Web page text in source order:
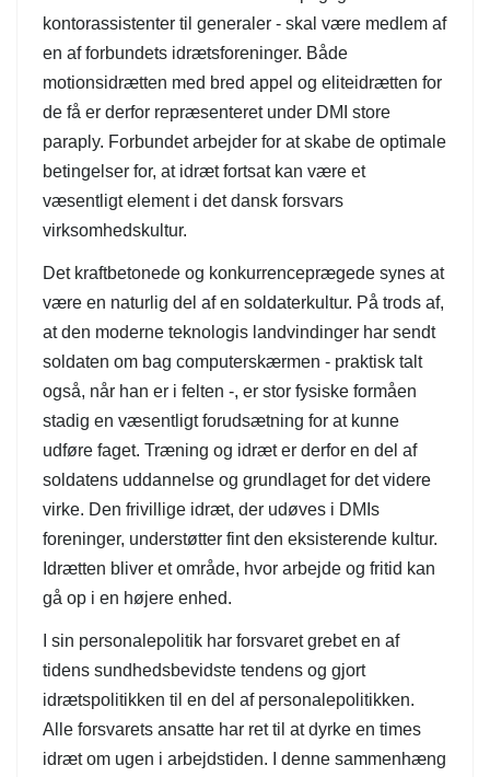
kontorassistenter til generaler - skal være medlem af
en af forbundets idrætsforeninger. Både
motionsidrætten med bred appel og eliteidrætten for
de få er derfor repræsenteret under DMI store
paraply. Forbundet arbejder for at skabe de optimale
betingelser for, at idræt fortsat kan være et
væsentligt element i det dansk forsvars
virksomhedskultur.
Det kraftbetonede og konkurrenceprægede synes at
være en naturlig del af en soldaterkultur. På trods af,
at den moderne teknologis landvindinger har sendt
soldaten om bag computerskærmen - praktisk talt
også, når han er i felten -, er stor fysiske formåen
stadig en væsentligt forudsætning for at kunne
udføre faget. Træning og idræt er derfor en del af
soldatens uddannelse og grundlaget for det videre
virke. Den frivillige idræt, der udøves i DMIs
foreninger, understøtter fint den eksisterende kultur.
Idrætten bliver et område, hvor arbejde og fritid kan
gå op i en højere enhed.
I sin personalepolitik har forsvaret grebet en af
tidens sundhedsbevidste tendens og gjort
idrætspolitikken til en del af personalepolitikken.
Alle forsvarets ansatte har ret til at dyrke en times
idræt om ugen i arbejdstiden. I denne sammenhæng